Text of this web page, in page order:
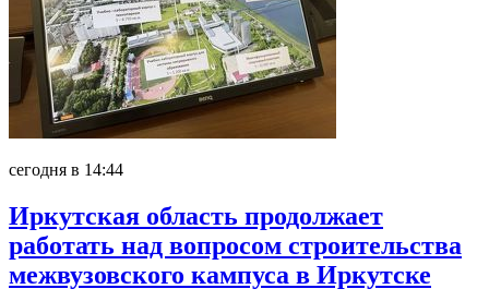
сегодня в 14:44
Иркутская область продолжает
работать над вопросом строительства
межвузовского кампуса в Иркутске